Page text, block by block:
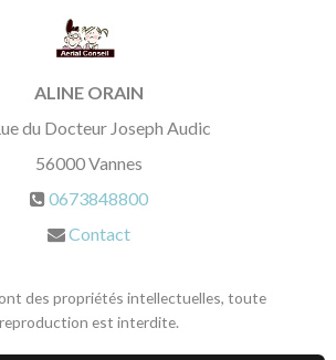
ALINE ORAIN
du Docteur Joseph Audic
56000Vannes
0673848800
Contact
des propriétés intellectuelles, toute
reproduction est interdite.